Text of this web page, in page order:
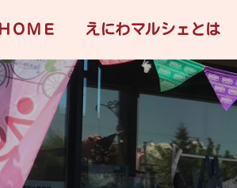
ＨＯＭＥ えにわマルシェとは